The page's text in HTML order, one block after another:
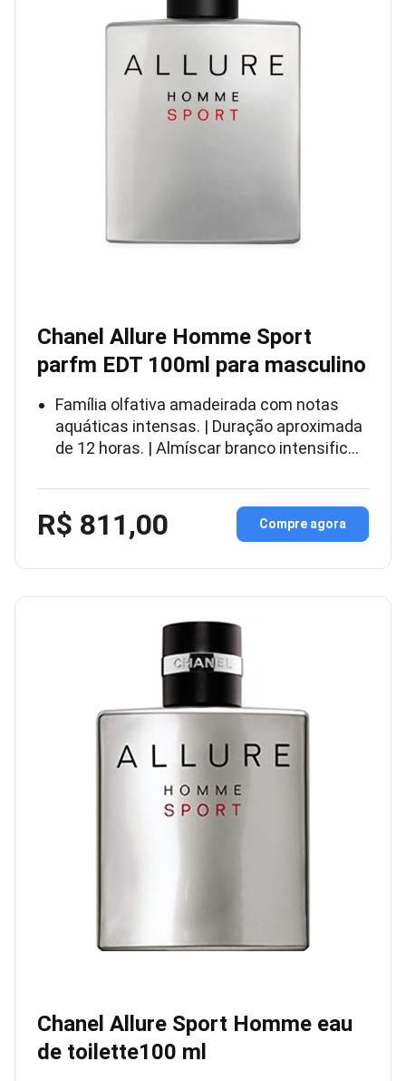
Chanel Allure Homme Sport
parfm EDT 100ml para masculino
Família olfativa amadeirada com notas
aquáticas intensas. | Duração aproximada
de 12 horas. | Almíscar branco intensific…
R$ 811,00 Compre agora
Chanel Allure Sport Homme eau
de toilette100 ml